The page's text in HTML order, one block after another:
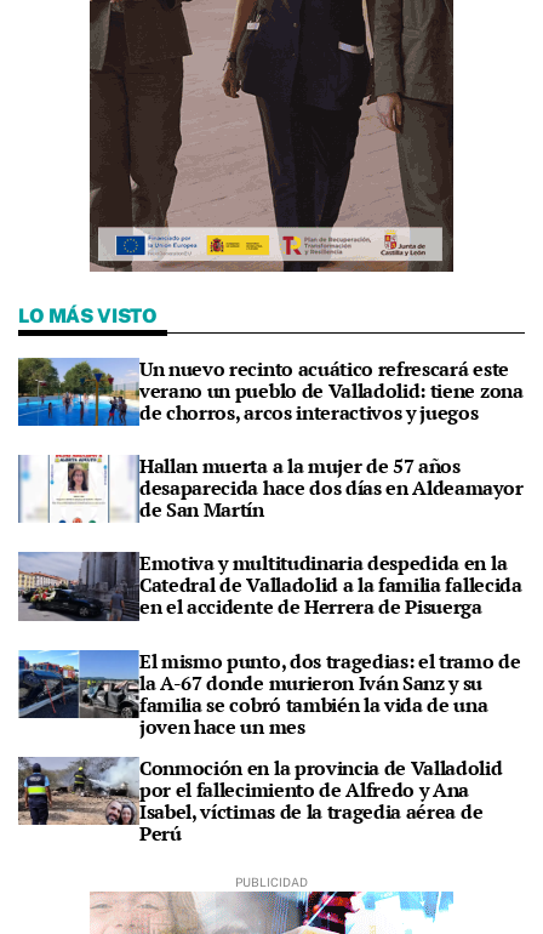
LO MÁS VISTO
Un nuevo recinto acuático refrescará este
verano un pueblo de Valladolid: tiene zona
de chorros, arcos interactivos y juegos
Hallan muerta a la mujer de 57 años
desaparecida hace dos días en Aldeamayor
de San Martín
Emotiva y multitudinaria despedida en la
Catedral de Valladolid a la familia fallecida
en el accidente de Herrera de Pisuerga
El mismo punto, dos tragedias: el tramo de
la A-67 donde murieron Iván Sanz y su
familia se cobró también la vida de una
joven hace un mes
Conmoción en la provincia de Valladolid
por el fallecimiento de Alfredo y Ana
Isabel, víctimas de la tragedia aérea de
Perú